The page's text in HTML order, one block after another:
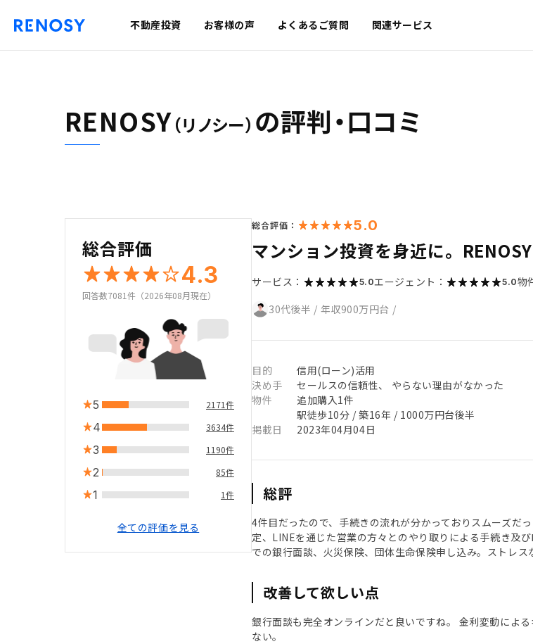
不動産投資 お客様の声 よくあるご質問 関連サービス
RENOSY（リノシー） の評判・口コミ
総合評価
4.3
回答数7081件（2026年08月現在）
5 2171件
4 3634件
3 1190件
2 85件
1 1件
全ての評価を見る
総合評価： 5.0
マンション投資を身近に。RENOSY
サービス： 5.0エージェント： 5.0物
30代後半 / 年収900万円台 /
目的
信用(ローン)活用
決め手
セールスの信頼性、 やらない理由がなかった
物件
追加購入1件
駅徒歩10分 / 築16年 / 1000万円台後半
掲載日
2023年04月04日
総評
4件目だったので、手続きの流れが分かっておりスムーズ
定、LINEを通じた営業の方々とのやり取りによる手続き及
での銀行面談、火災保険、団体生命保険申し込み。ストレス
改善して欲しい点
銀行面談も完全オンラインだと良いですね。 金利変動によ
ない。